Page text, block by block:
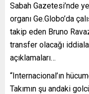
Sabah Gazetesi’nde
organı Ge.Globo’da
takip eden Bruno
transfer olacağı
açıklamaları…
“Internacional’ın
Takımın şu andaki